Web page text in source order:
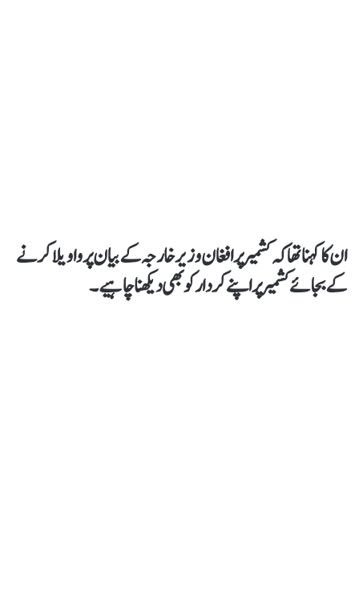
ان کا کہنا تھاکہ کشمیر پر افغان وزیر خارجہ کے بیان پر واویلا کرنے
کے بجائے کشمیر پر اپنے کردار کو بھی دیکھنا چاہیے۔